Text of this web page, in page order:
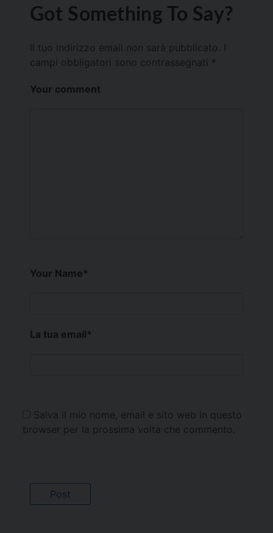
Got Something To Say?
Il tuo indirizzo email non sarà pubblicato.
campi obbligatori sono contrassegnati *
Your comment
Your Name*
La tua email*
Salva il mio nome, email e sito web in questo
browser per la prossima volta che commento.